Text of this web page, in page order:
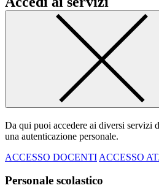
Da qui puoi accedere ai diversi servizi
una autenticazione personale.
ACCESSO DOCENTI ACCESSO
Personale scolastico